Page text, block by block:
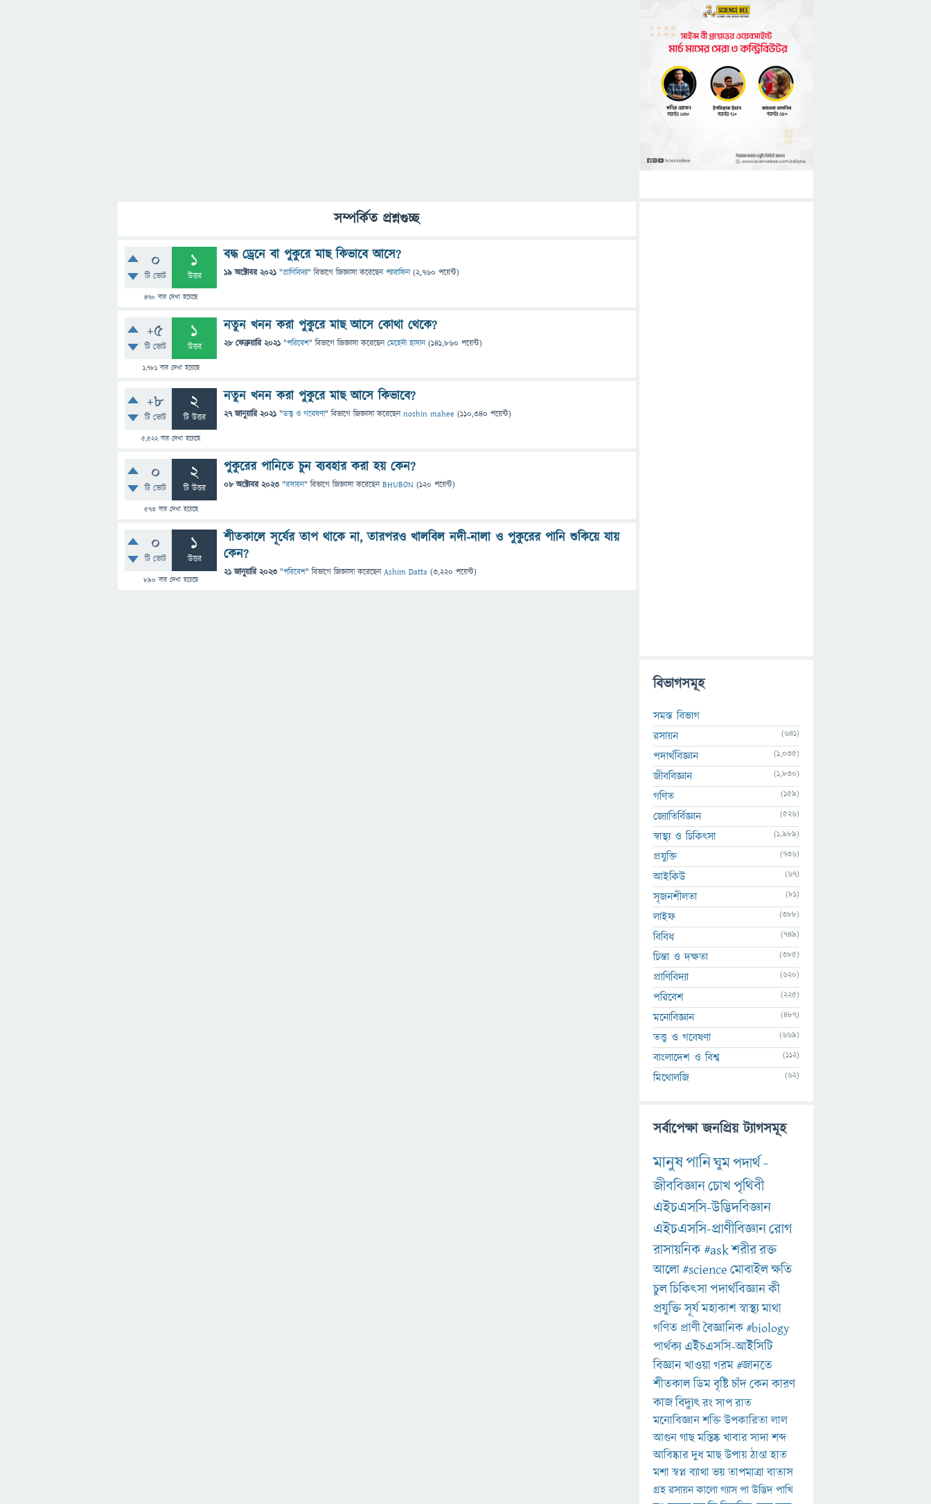
সম্পর্কিত প্রশ্নগুচ্ছ
0
টি ভোট
1
উত্তর
470 বার দেখা হয়েছে
বদ্ধ ড্রেনে বা পুকুরে মাছ কিভাবে আসে?
19 অক্টোবর 2021 "প্রাণিবিদ্যা" বিভাগে জিজ্ঞাসাকরেছেনপ্যারাফিন (2,760 পয়েন্ট)
+5
টি ভোট
1
উত্তর
1,781বার দেখা হয়েছে
নতুন খনন করা পুকুরে মাছ আসে কোথা থেকে?
28 ফেব্রুয়ারি 2021 "পরিবেশ" বিভাগে জিজ্ঞাসাকরেছেনমেহেদী হাসান (141,860 পয়েন্ট)
+8
টি ভোট
2
টি উত্তর
5,522বার দেখা হয়েছে
নতুন খনন করা পুকুরে মাছ আসে কিভাবে?
27 জানুয়ারি 2021 "তত্ত্ব ও গবেষণা" বিভাগে জিজ্ঞাসাকরেছেনnoshin mahee (110,340 পয়েন্ট)
0
টি ভোট
2
টি উত্তর
573বার দেখা হয়েছে
পুকুরের পানিতে চুন ব্যবহার করা হয় কেন?
08 অক্টোবর 2023 "রসায়ন" বিভাগে জিজ্ঞাসাকরেছেনBHUBON (120 পয়েন্ট)
0
টি ভোট
1
উত্তর
890 বার দেখা হয়েছে
শীতকালে সূর্যের তাপ থাকে না, তারপরও খালবিল নদী-নালা ও পুকুরের পানি শুকিয়ে যায়
কেন?
21 জানুয়ারি 2023 "পরিবেশ" বিভাগে জিজ্ঞাসাকরেছেনAshim Datta (3,220 পয়েন্ট)
বিভাগসমূহ
সমস্ত বিভাগ
রসায়ন
(641)
পদার্থবিজ্ঞান (1,035)
জীববিজ্ঞান (1,830)
গণিত (159)
জ্যোতির্বিজ্ঞান (526)
স্বাস্থ্য ও চিকিৎসা (1,989)
প্রযুক্তি (736)
আইকিউ (67)
সৃজনশীলতা (81)
লাইফ (388)
বিবিধ (749)
চিন্তা ও দক্ষতা (385)
প্রাণিবিদ্যা (620)
পরিবেশ (225)
মনোবিজ্ঞান (487)
তত্ত্ব ও গবেষণা (669)
বাংলাদেশ ও বিশ্ব (112)
মিথোলজি (62)
সর্বাপেক্ষা জনপ্রিয় ট্যাগসমূহ
মানুষপানিঘুমপদার্থ-
জীববিজ্ঞানচোখপৃথিবী
এইচএসসি-উদ্ভিদবিজ্ঞান
এইচএসসি-প্রাণীবিজ্ঞানরোগ
রাসায়নিক#askশরীররক্ত
আলো#scienceমোবাইলক্ষতি
চুলচিকিৎসাপদার্থবিজ্ঞানকী
প্রযুক্তিসূর্যমহাকাশস্বাস্থ্যমাথা
গণিত প্রাণীবৈজ্ঞানিক#biology
পার্থক্য এইচএসসি-আইসিটি
বিজ্ঞানখাওয়াগরম#জানতে
শীতকালডিমবৃষ্টিচাঁদকেনকারণ
কাজবিদ্যুৎরংসাপরাত
মনোবিজ্ঞানশক্তিউপকারিতালাল
আগুনগাছমস্তিষ্কখাবারসাদাশব্দ
আবিষ্কারদুধমাছউপায়ঠাণ্ডাহাত
মশাস্বপ্নব্যাথাভয়তাপমাত্রাবাতাস
গ্রহরসায়নকালোগ্যাসপাউদ্ভিদপাখি